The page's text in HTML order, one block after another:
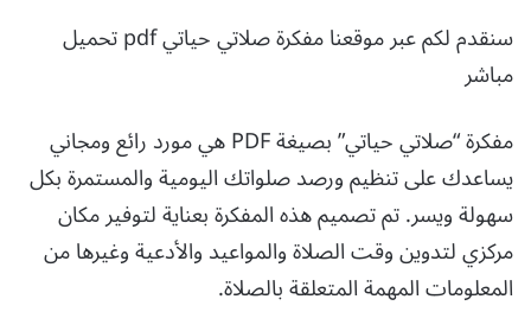
سنقدم لكم عبر موقعنا مفكرة صلاتي حياتي pdf تحميل
مباشر
مفكرة “صلاتي حياتي” بصيغة PDF هي مورد رائع ومجاني
يساعدك على تنظيم ورصد صلواتك اليومية والمستمرة بكل
سهولة ويسر. تم تصميم هذه المفكرة بعناية لتوفير مكان
مركزي لتدوين وقت الصلاة والمواعيد والأدعية وغيرها من
المعلومات المهمة المتعلقة بالصلاة.